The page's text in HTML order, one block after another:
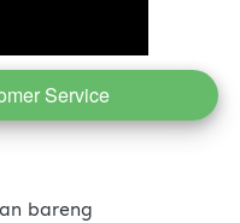
Service
bareng